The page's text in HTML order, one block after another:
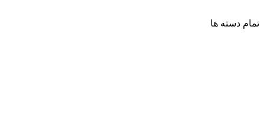
تمام دسته ها